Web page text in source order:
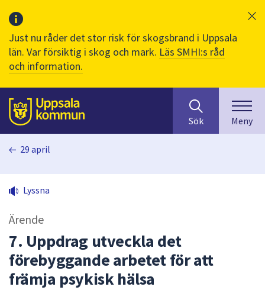
Just nu råder det stor risk för skogsbrand i Uppsala
län. Var försiktig i skog och mark. Läs SMHI:s råd
och information.
Till sidans
huvudinnehåll
efter
innehåll
på
sökfältet
kommer
sökförslag
Sök Meny
29 april
Lyssna
Ärende
7. Uppdrag utveckla det
förebyggande arbetet för att
främja psykisk hälsa